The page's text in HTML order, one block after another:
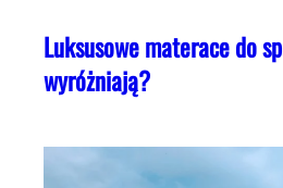
Luksusowe materace do
wyróżniają?